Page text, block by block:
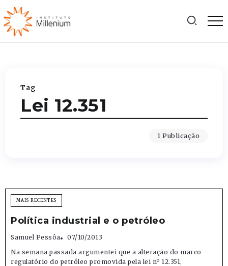
Tag
Lei 12.351
1 Publicação
MAIS RECENTES
Política industrial e o petróleo
Samuel Pessôa
07/10/2013
Na semana passada argumentei que a alteração do marco
regulatório do petróleo promovida pela lei nº 12.351,